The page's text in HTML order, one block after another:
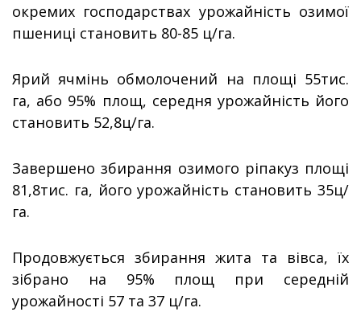
окремих господарствах урожайність озимої
пшениці становить 80-85 ц/га.
Ярий ячмінь обмолочений на площі 55тис.
га, або 95% площ, середня урожайність його
становить 52,8ц/га.
Завершено збирання озимого ріпакуз площі
81,8тис. га, його урожайність становить 35ц/
га.
Продовжується збирання жита та вівса, їх
зібрано на 95% площ при середній
урожайності 57 та 37 ц/га.